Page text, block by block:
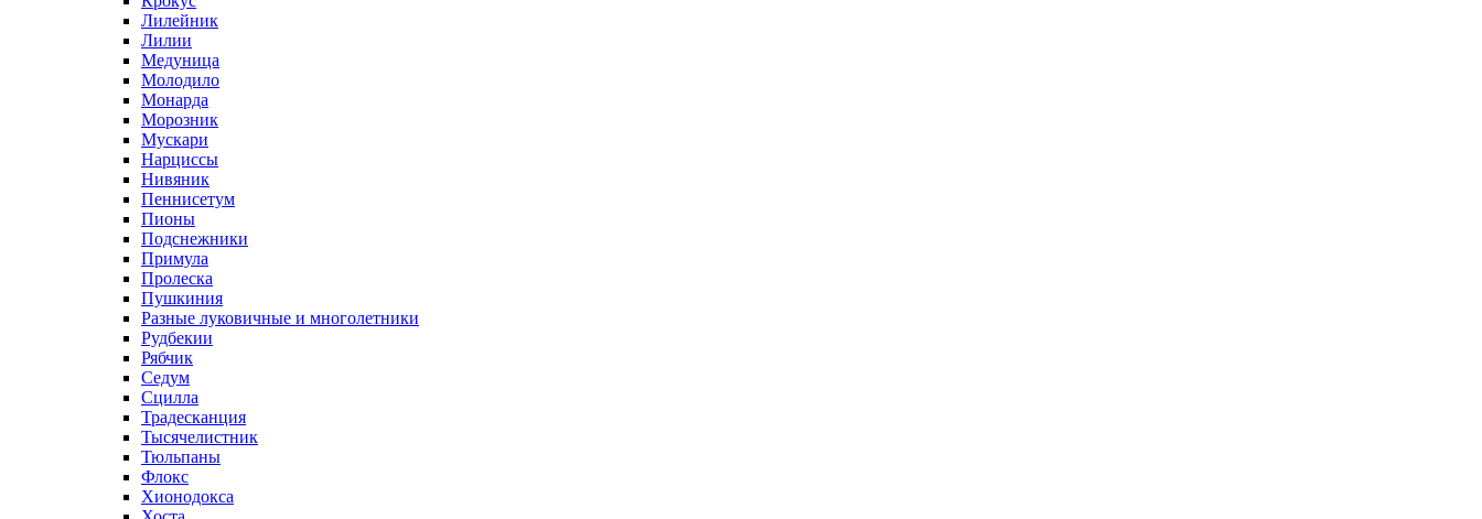
Лилейник
Лилии
Медуница
Молодило
Монарда
Морозник
Мускари
Нарциссы
Нивяник
Пеннисетум
Пионы
Подснежники
Примула
Пролеска
Пушкиния
Разные луковичные и многолетники
Рудбекии
Рябчик
Седум
Сцилла
Традесканция
Тысячелистник
Тюльпаны
Флокс
Хионодокса